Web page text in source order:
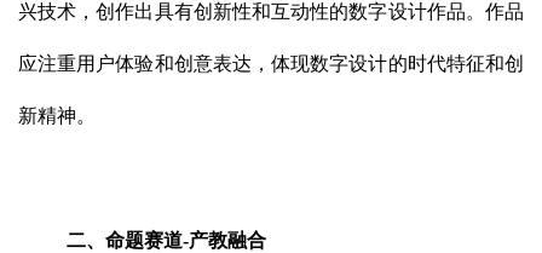
兴技术，创作出具有创新性和互动性的数字设计作品。作品
应注重用户体验和创意表达，体现数字设计的时代特征和创
新精神。
二、命题赛道-产教融合